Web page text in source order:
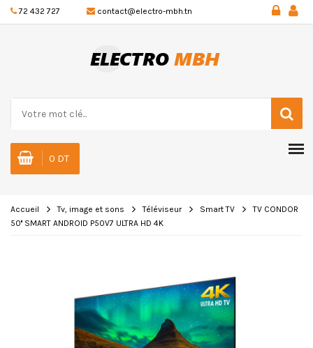
72 432 727 contact@electro-mbh.tn
0 DT
Accueil Tv, image et sons Téléviseur Smart TV
TV CONDOR
50'' SMART ANDROID P50V7 ULTRA HD 4K